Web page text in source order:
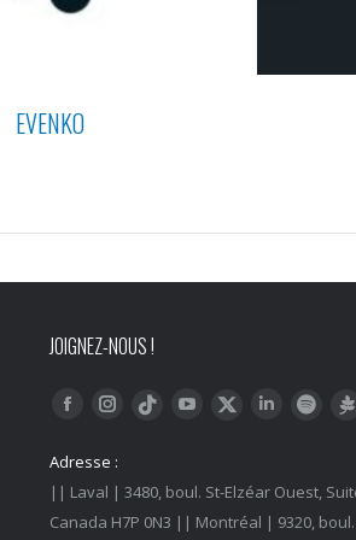
EVENKO
JOIGNEZ-NOUS !
Trouvez nous sur :
FacebookInstagram
Tiktok YouTubeTwitter LinkedInSpotify
Adresse :
|| Laval | 3480, boul. St-Elzéar Ouest,
Canada H7P 0N3 || Montréal | 9320,